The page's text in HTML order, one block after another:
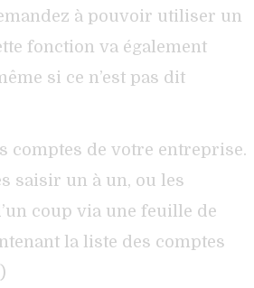
à pouvoir utiliser un
fonction va également
si ce n’est pas dit
comptes de votre entreprise.
saisir un à un, ou les
coup via une feuille de
la liste des comptes